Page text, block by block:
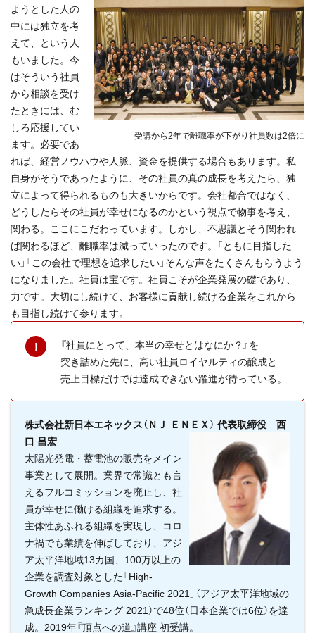
受講から2年で離職率が下がり社員数は2倍に
ようとした人の
中には独立を考
えて、という人
もいました。今
はそういう社員
から相談を受け
たときには、む
しろ応援してい
ます。必要であ
れば、経営ノウハウや人脈、資金を提供する場合もあります。私
自身がそうであったように、その社員の真の成長を考えたら、独
立によって得られるものも大きいからです。会社都合ではなく、
どうしたらその社員が幸せになるのかという視点で物事を考え、
関わる。ここにこだわっています。しかし、不思議とそう関われ
ば関わるほど、離職率は減っていったのです。「ともに目指した
い」「この会社で理想を追求したい」そんな声をたくさんもらうよう
になりました。社員は宝です。社員こそが企業発展の礎であり、
力です。大切にし続けて、お客様に貢献し続ける企業をこれから
も目指し続けて参ります。
『社員にとって、本当の幸せとはなにか？』を
突き詰めた先に、高い社員ロイヤルティの醸成と
売上目標だけでは達成できない躍進が待っている。
株式会社新日本エネックス（ＮＪ ＥＮＥＸ） 代表取締役 西
口 昌宏
太陽光発電・蓄電池の販売をメイン
事業として展開。業界で常識とも言
えるフルコミッションを廃止し、社
員が幸せに働ける組織を追求する。
主体性あふれる組織を実現し、コロ
ナ禍でも業績を伸ばしており、アジ
ア太平洋地域13カ国、100万以上の
企業を調査対象とした「High-
Growth Companies Asia-Pacific 2021」（アジア太平洋地域の
急成長企業ランキング 2021）で48位（日本企業では6位）を達
成。2019年『頂点への道』講座 初受講。